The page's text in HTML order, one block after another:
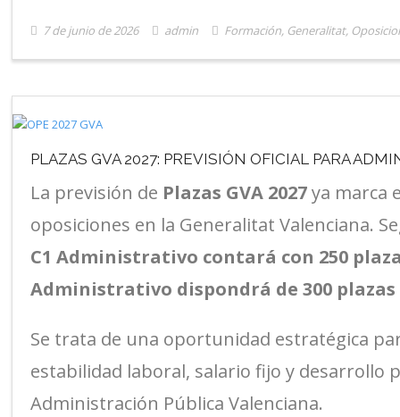
7 de junio de 2026 admin Formación, Generalitat,
PLAZAS GVA 2027: PREVISIÓN OFICIAL PARA
La previsión de Plazas GVA 2027ya marca
oposiciones en la Generalitat Valenciana.
C1 Administrativo contará con 250
Administrativo dispondrá de 300
Se trata de una oportunidad estratégica
estabilidad laboral, salario fijo y desarrollo
Administración Pública Valenciana.